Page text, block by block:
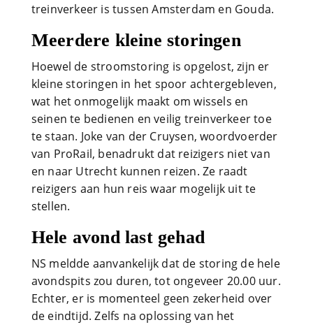
treinverkeer is tussen Amsterdam en Gouda.
Meerdere kleine storingen
Hoewel de stroomstoring is opgelost, zijn er
kleine storingen in het spoor achtergebleven,
wat het onmogelijk maakt om wissels en
seinen te bedienen en veilig treinverkeer toe
te staan. Joke van der Cruysen, woordvoerder
van ProRail, benadrukt dat reizigers niet van
en naar Utrecht kunnen reizen. Ze raadt
reizigers aan hun reis waar mogelijk uit te
stellen.
Hele avond last gehad
NS meldde aanvankelijk dat de storing de hele
avondspits zou duren, tot ongeveer 20.00 uur.
Echter, er is momenteel geen zekerheid over
de eindtijd. Zelfs na oplossing van het